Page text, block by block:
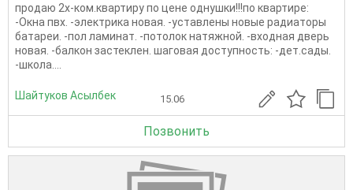
продаю 2х-ком.квартиру по цене однушки!!!по квартире:
-Окна пвх. -электрика новая. -уставлены новые радиаторы
батареи. -пол ламинат. -потолок натяжной. -входная дверь
новая. -балкон застеклен. шаговая доступность: -дет.сады.
-школа....
Шайтуков Асылбек 15.06
Позвонить